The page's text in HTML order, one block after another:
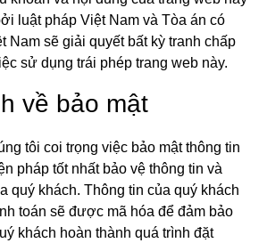
luật pháp Việt Nam và Tòa án có
Nam sẽ giải quyết bất kỳ tranh chấp
sử dụng trái phép trang web này.
về bảo mật
tôi coi trọng việc bảo mật thông tin
pháp tốt nhất bảo vệ thông tin và
quý khách. Thông tin của quý khách
toán sẽ được mã hóa để đảm bảo
khách hoàn thành quá trình đặt